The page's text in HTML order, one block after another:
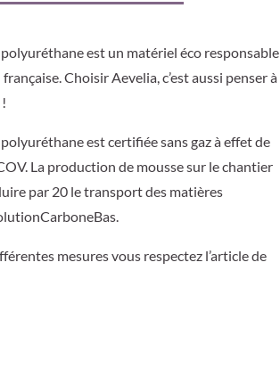
polyuréthane est un matériel éco responsable
Choisir Aevelia, c’est aussi penser à
est certifiée sans gaz à effet de
La production de mousse sur le chantier
par 20 le transport des matières
mesures vous respectez l’article de